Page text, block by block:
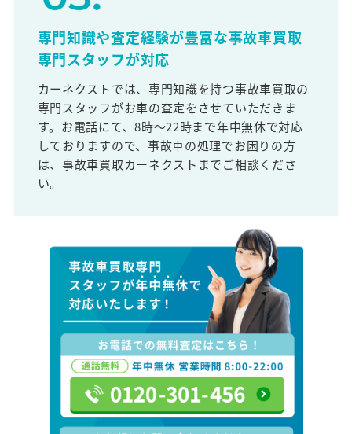
専門知識や査定経験が豊富な事故車買取
専門スタッフが対応
カーネクストでは、専門知識を持つ事故車買取の
専門スタッフがお車の査定をさせていただきま
す。お電話にて、8時～22時まで年中無休で対応
しておりますので、事故車の処理でお困りの方
は、事故車買取カーネクストまでご相談くださ
い。